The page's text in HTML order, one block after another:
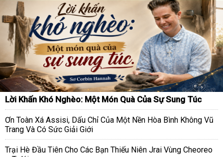
Lời Khấn Khó Nghèo: Một Món Quà Của Sự Sung Túc
Ơn Toàn Xá Assisi, Dấu Chỉ Của Một Nền Hòa Bình Không Vũ
Trang Và Có Sức Giải Giới
Trại Hè Đầu Tiên Cho Các Bạn Thiếu Niên Jrai Vùng Cheoreo